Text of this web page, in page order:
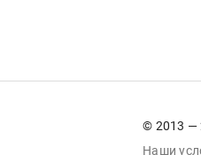
© 2013 —
Наши